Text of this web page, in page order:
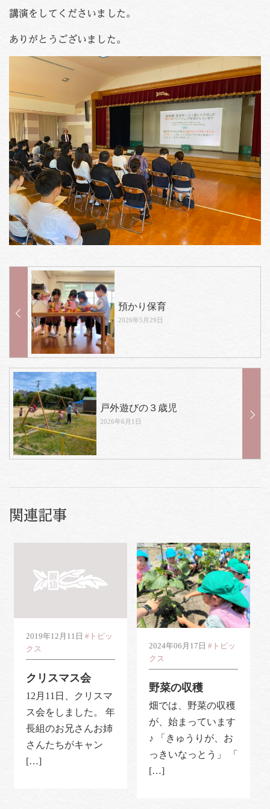
講演をしてくださいました。
ありがとうございました。
預かり保育
2026年5月29日
戸外遊びの３歳児
2026年6月1日
関連記事
2019年12月11日 #トピッ
クス
クリスマス会
12月11日、クリスマ
ス会をしました。 年
長組のお兄さんお姉
さんたちがキャン
[…]
2024年06月17日#トピッ
クス
野菜の収穫
畑では、野菜の収穫
が、始まっています
♪ 「きゅうりが、お
っきいなっとう」 「
[…]